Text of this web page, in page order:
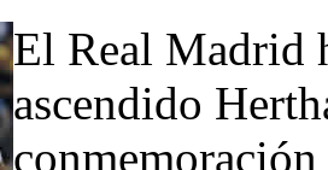
El Real Madrid
ascendido